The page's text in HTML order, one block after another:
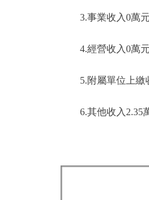
3.事業收入0萬
4.經營收入0萬
5.附屬單位上繳
6.其他收入2.35